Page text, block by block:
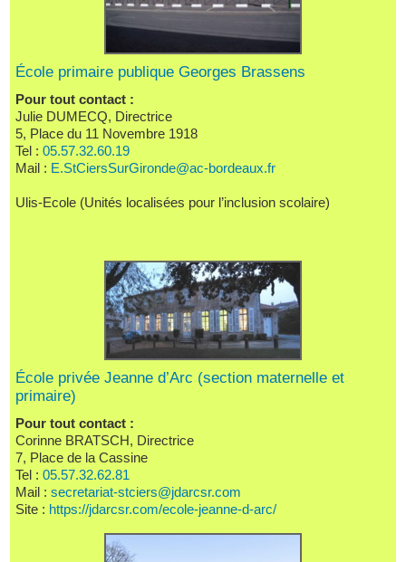
École primaire publique Georges Brassens
Pour tout contact :
Julie DUMECQ, Directrice
5, Place du 11 Novembre 1918
Tel : 05.57.32.60.19
Mail : E.StCiersSurGironde@ac-bordeaux.fr
Ulis-Ecole (Unités localisées pour l’inclusion scolaire)
École privée Jeanne d’Arc (section maternelle et
primaire)
Pour tout contact :
Corinne BRATSCH, Directrice
7, Place de la Cassine
Tel : 05.57.32.62.81
Mail : secretariat-stciers@jdarcsr.com
Site : https://jdarcsr.com/ecole-jeanne-d-arc/